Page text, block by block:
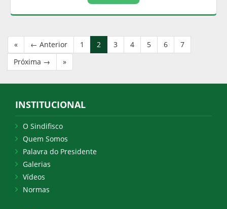
« ← Anterior 1 2 3 4 5 6
7
Próxima →
»
INSTITUCIONAL
O Sindifisco
Quem Somos
Palavra do Presidente
Galerias
Vídeos
Normas